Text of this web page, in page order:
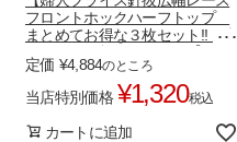
フロントホックハーフトップ
まとめてお得な３枚セット!! 杢
ds8004 取り外し可能カップ付
き
定価 ¥4,884のところ
当店特別価格 ¥1,320税込
カートに追加